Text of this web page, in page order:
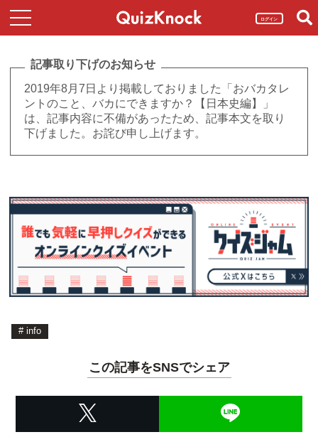
ログイン
記事取り下げのお知らせ
2019年8月7日より掲載しておりました「おバカタレ
ントのこと、バカにできますか？【日本史編】」
は、記事内容に不備があったため、記事本文を取り
下げました。お詫び申し上げます。
# info
この記事をSNSでシェア